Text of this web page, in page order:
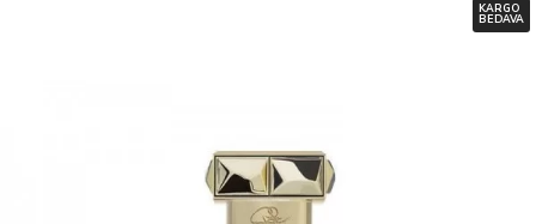
KARGO
BEDAVA